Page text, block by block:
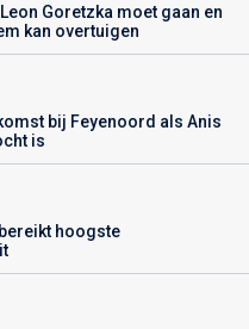
Goretzka moet gaan en
kan overtuigen
bij Feyenoord als Anis
is
hoogste